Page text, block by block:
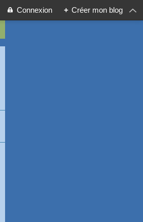
Connexion + Créer mon blog